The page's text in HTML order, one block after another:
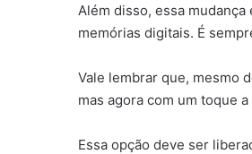
Além disso, essa
memórias digitais. É
Vale lembrar que, mesmo
mas agora com um toque
Essa opção deve ser